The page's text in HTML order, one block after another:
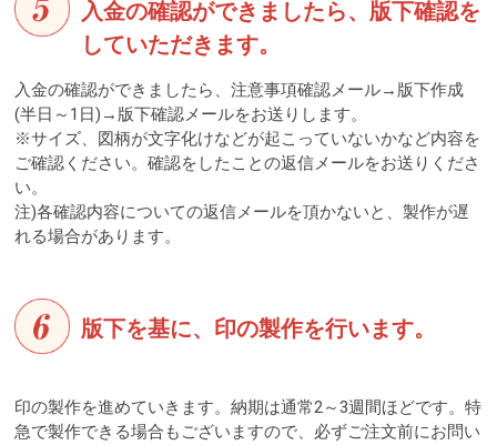
入金の確認ができましたら、版下確認を
していただきます。
入金の確認ができましたら、注意事項確認メール→版下作成
(半日～1日)→版下確認メールをお送りします。
※サイズ、図柄が文字化けなどが起こっていないかなど内容を
ご確認ください。確認をしたことの返信メールをお送りくださ
い。
注)各確認内容についての返信メールを頂かないと、製作が遅
れる場合があります。
版下を基に、印の製作を行います。
印の製作を進めていきます。納期は通常2～3週間ほどです。特
急で製作できる場合もございますので、必ずご注文前にお問い